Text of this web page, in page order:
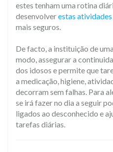
estes tenham uma rotina
desenvolverestas atividades
mais seguros.
De facto, a instituição de
modo, assegurar a
dos idosos e permite que
a medicação, higiene,
decorram sem falhas. Para
se irá fazer no dia a seguir
ligados ao desconhecido e
tarefas diárias.